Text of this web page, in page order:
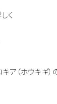
く
キア（ホウキギ